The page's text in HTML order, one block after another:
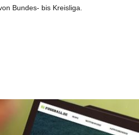
Bundes- bis Kreisliga.